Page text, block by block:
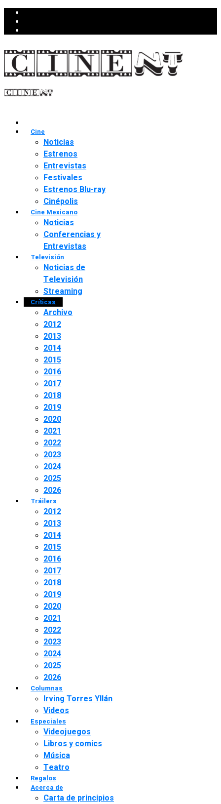
Cine
Noticias
Estrenos
Entrevistas
Festivales
Estrenos Blu-ray
Cinépolis
Cine Mexicano
Noticias
Conferencias y
Entrevistas
Televisión
Noticias de
Televisión
Streaming
Críticas
Archivo
2012
2013
2014
2015
2016
2017
2018
2019
2020
2021
2022
2023
2024
2025
2026
Tráilers
2012
2013
2014
2015
2016
2017
2018
2019
2020
2021
2022
2023
2024
2025
2026
Columnas
Irving Torres Yllán
Videos
Especiales
Videojuegos
Libros y comics
Música
Teatro
Regalos
Acerca de
Carta de principios